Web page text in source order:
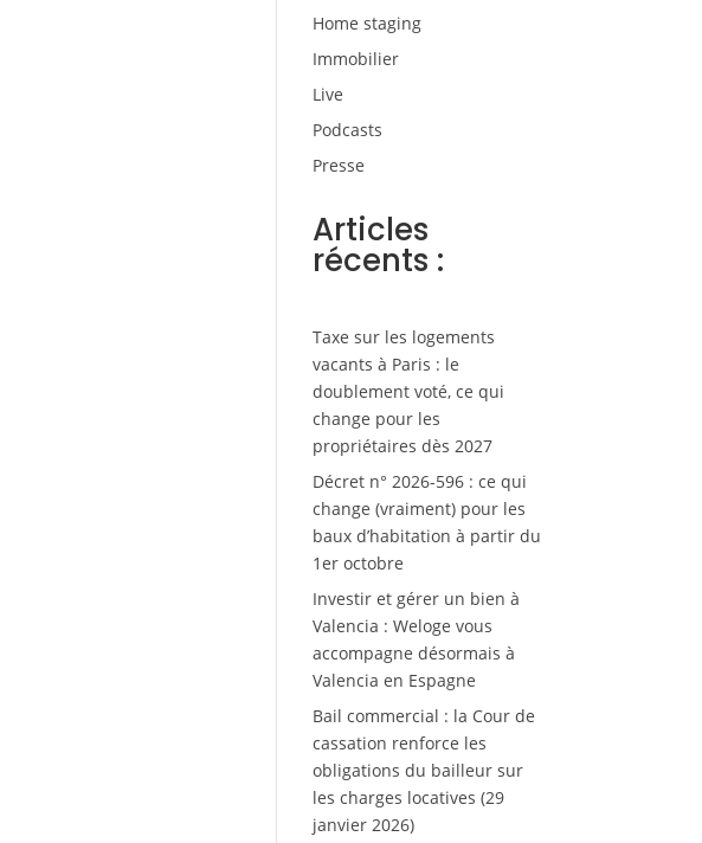
Home staging
Immobilier
Live
Podcasts
Presse
Articles
récents :
Taxe sur les logements
vacants à Paris : le
doublement voté, ce qui
change pour les
propriétaires dès 2027
Décret n° 2026-596 : ce qui
change (vraiment) pour les
baux d’habitation à partir du
1er octobre
Investir et gérer un bien à
Valencia : Weloge vous
accompagne désormais à
Valencia en Espagne
Bail commercial : la Cour de
cassation renforce les
obligations du bailleur sur
les charges locatives (29
janvier 2026)